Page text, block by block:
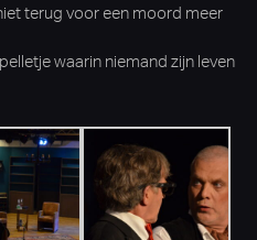
terug voor een moord meer
waarin niemand zijn leven